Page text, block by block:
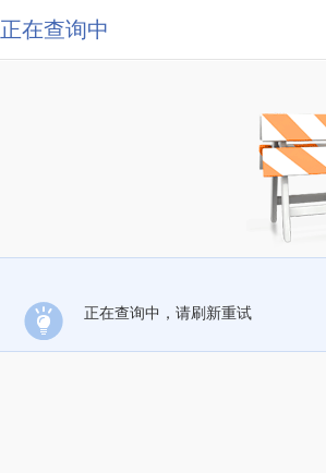
正在查询中
正在查询中，请刷新重试